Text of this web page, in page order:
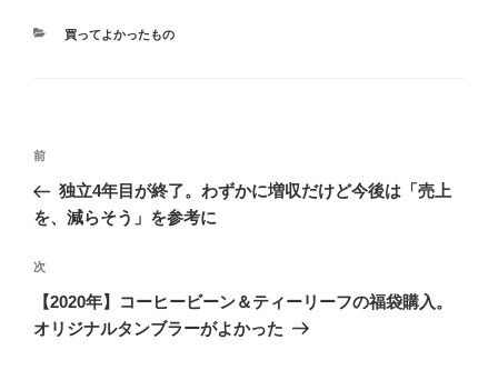
カ
買ってよかったもの
投
ナ
ゲ
ー
シ
前
の
投
前
独立4年目が終了。わずかに増収だけど今後は「売上
を、減らそう」を参考に
次
の
投
次
【2020年】コーヒービーン＆ティーリーフの福袋購入。
オリジナルタンブラーがよかった